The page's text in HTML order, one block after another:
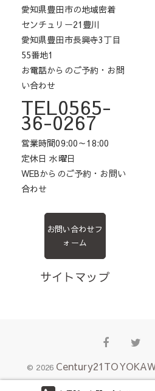
愛知県豊田市の地域密着
センチュリー21豊川
愛知県豊田市長興寺3丁目
55番地1
お電話からのご予約・お問
い合わせ
TEL0565-
36-0267
営業時間09:00～18:00
定休日 水曜日
WEBからのご予約・お問い
合わせ
お問い合わせフ
ォーム
サイトマップ
Facebook
© 2026